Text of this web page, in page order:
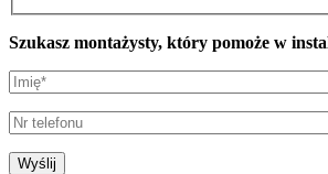
Szukasz montażysty, który pomoże w